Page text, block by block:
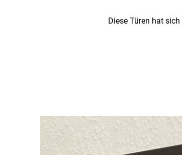
Diese Türen hat sich